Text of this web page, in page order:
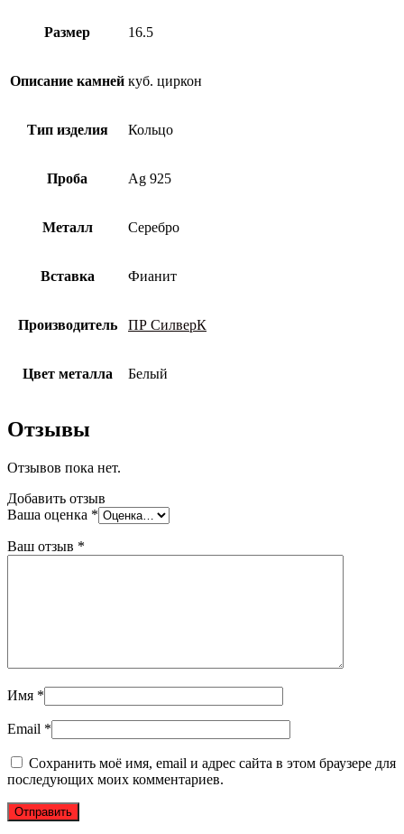
Размер 16.5
Описание камней куб. циркон
Тип изделия Кольцо
Проба Ag 925
Металл Серебро
Вставка Фианит
Производитель ПР СилверК
Цвет металла Белый
Отзывы
Отзывов пока нет.
Добавить отзыв
Ваша оценка *
Ваш отзыв *
Имя *
Email *
Сохранить моё имя, email и адрес сайта в этом браузере для
последующих моих комментариев.